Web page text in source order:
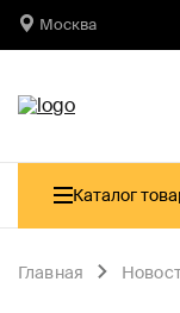
Москва
Каталог
Главная